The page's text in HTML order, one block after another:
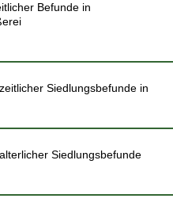
Befunde in
Siedlungsbefunde in
Siedlungsbefunde